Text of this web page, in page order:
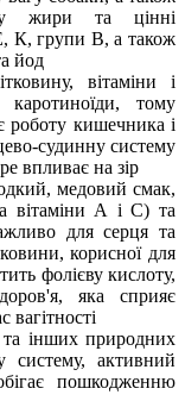
жири та цінні
К, групи В, а також
йод
вітаміни і
тому
роботу кишечника і
судинну систему
впливає на зір
медовий смак,
вітаміни А і С) та
для серця та
корисної для
фолієву кислоту,
яка сприяє
та інших природних
систему, активний
пошкодженню